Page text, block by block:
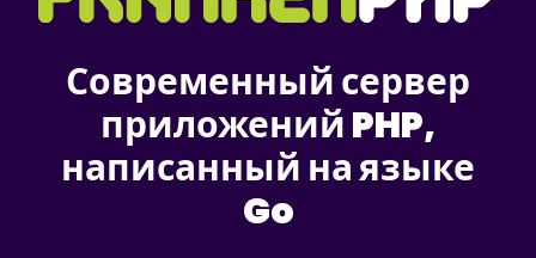
Современный сервер
приложений PHP,
написанный на языке
Go